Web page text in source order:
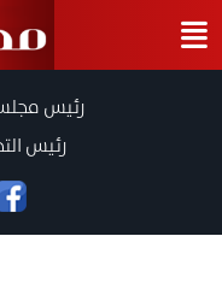
رئيس
رئيس